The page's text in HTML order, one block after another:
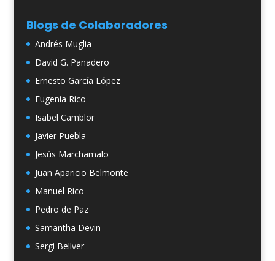
Blogs de Colaboradores
Andrés Muglia
David G. Panadero
Ernesto García López
Eugenia Rico
Isabel Camblor
Javier Puebla
Jesús Marchamalo
Juan Aparicio Belmonte
Manuel Rico
Pedro de Paz
Samantha Devin
Sergi Bellver